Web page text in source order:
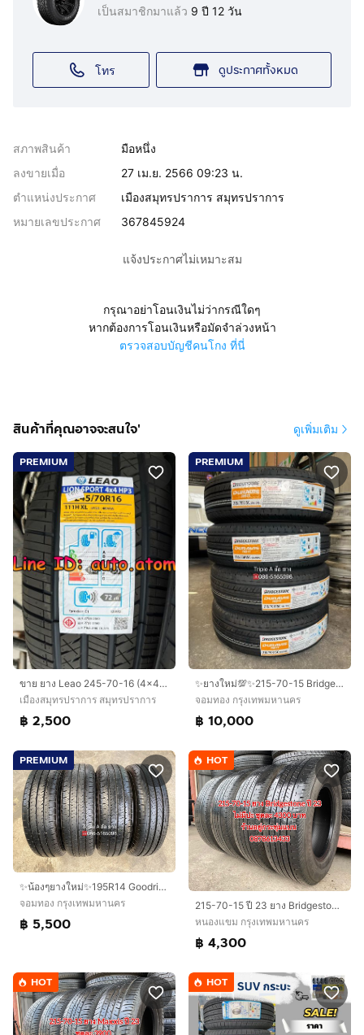
เป็นสมาชิกมาแล้ว 9 ปี 12 วัน
โทร ดูประกาศทั้งหมด
สภาพสินค้า
มือหนึ่ง
ลงขายเมื่อ
27 เม.ย. 2566 09:23 น.
ตำแหน่งประกาศ
เมืองสมุทรปราการ สมุทรปราการ
หมายเลขประกาศ
367845924
แจ้งประกาศไม่เหมาะสม
กรุณาอย่าโอนเงินไม่ว่ากรณีใดๆ
หากต้องการโอนเงินหรือมัดจำล่วงหน้า
ตรวจสอบบัญชีคนโกง ที่นี่
สินค้าที่คุณอาจจะสนใจ' ดูเพิ่มเติม
PREMIUM
ขาย ยาง Leao 245-70-16 (4x4 HP3) ใหม่ ปี 26
เมืองสมุทรปราการ สมุทรปราการ
฿ 2,500
PREMIUM
✨ยางใหม่💯✨215-70-15 Bridgestone🚩ปี 26🚩💖ใหม่กริ๊บ🚘ใส่กับ รถตู้, รถกระบะตัวเตี้ย ได้เลย
จอมทอง กรุงเทพมหานคร
฿ 10,000
PREMIUM
✨น้องๆยางใหม่✨195R14 Goodride🚘เหมาะสำหรับ รถกระบะบรรทุกตัวเตี้ย
จอมทอง กรุงเทพมหานคร
฿ 5,500
HOT
215-70-15 ปี 23 ยาง Bridgestone ชุด 4 เส้น 4300 บาทสภาพยางสวยดอกเต็มๆนุ่มๆ ไม่บวมไม่กินข้างวิ่งใช้งานได้อีกยาวๆ รับประกันยาง 14 วัน
หนองแขม กรุงเทพมหานคร
฿ 4,300
HOT HOT